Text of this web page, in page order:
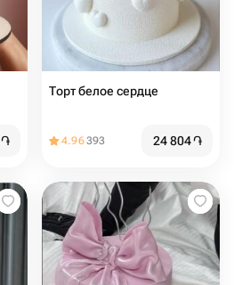
֏
Торт белое сердце
4.96393 24 804֏